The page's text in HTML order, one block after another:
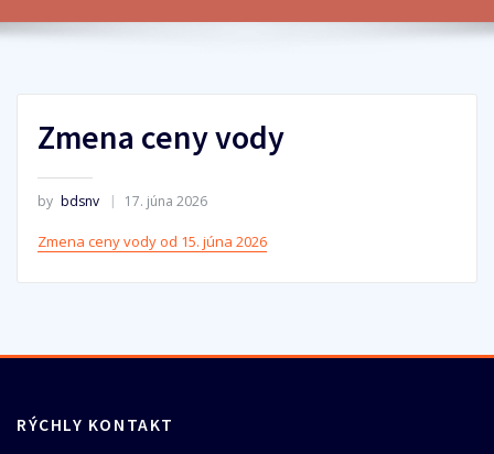
Zmena ceny vody
by bdsnv 17. júna 2026
Zmena ceny vody od 15. júna 2026
RÝCHLY KONTAKT